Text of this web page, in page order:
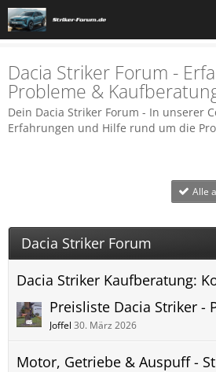
Dacia Striker Forum -
Probleme &
Dein Dacia Striker Forum - In unserer
Erfahrungen und Hilfe rund um die
Alle
Dacia Striker Forum
Joffel 30. März 2026
Motor, Getriebe & Auspuff -